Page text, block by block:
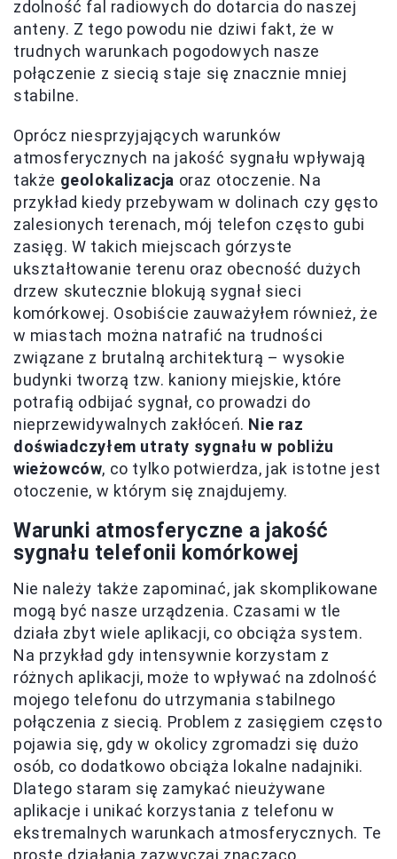
zdolność fal radiowych do dotarcia do naszej
anteny. Z tego powodu nie dziwi fakt, że w
trudnych warunkach pogodowych nasze
połączenie z siecią staje się znacznie mniej
stabilne.
Oprócz niesprzyjających warunków
atmosferycznych na jakość sygnału wpływają
także geolokalizacja oraz otoczenie. Na
przykład kiedy przebywam w dolinach czy gęsto
zalesionych terenach, mój telefon często gubi
zasięg. W takich miejscach górzyste
ukształtowanie terenu oraz obecność dużych
drzew skutecznie blokują sygnał sieci
komórkowej. Osobiście zauważyłem również, że
w miastach można natrafić na trudności
związane z brutalną architekturą – wysokie
budynki tworzą tzw. kaniony miejskie, które
potrafią odbijać sygnał, co prowadzi do
nieprzewidywalnych zakłóceń. Nie raz
doświadczyłem utraty sygnału w pobliżu
wieżowców, co tylko potwierdza, jak istotne jest
otoczenie, w którym się znajdujemy.
Warunki atmosferyczne a jakość
sygnału telefonii komórkowej
Nie należy także zapominać, jak skomplikowane
mogą być nasze urządzenia. Czasami w tle
działa zbyt wiele aplikacji, co obciąża system.
Na przykład gdy intensywnie korzystam z
różnych aplikacji, może to wpływać na zdolność
mojego telefonu do utrzymania stabilnego
połączenia z siecią. Problem z zasięgiem często
pojawia się, gdy w okolicy zgromadzi się dużo
osób, co dodatkowo obciąża lokalne nadajniki.
Dlatego staram się zamykać nieużywane
aplikacje i unikać korzystania z telefonu w
ekstremalnych warunkach atmosferycznych. Te
proste działania zazwyczaj znacząco